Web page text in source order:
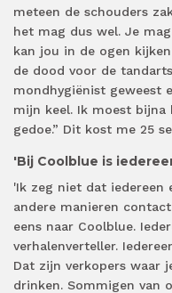
meteen de schouders
het mag dus wel. Je
kan jou in de ogen
de dood voor de
mondhygiënist geweest
mijn keel. Ik moest bijna
gedoe.” Dit kost me 25
'Bij Coolblue is
'Ik zeg niet dat iedereen
andere manieren
eens naar Coolblue.
verhalenverteller.
Dat zijn verkopers waar
drinken. Sommigen van